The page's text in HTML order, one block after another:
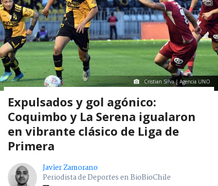
Cristian Silva | Agencia UNO
Expulsados y gol agónico:
Coquimbo y La Serena igualaron
en vibrante clásico de Liga de
Primera
Javier Zamorano
Periodista de Deportes en BioBioChile